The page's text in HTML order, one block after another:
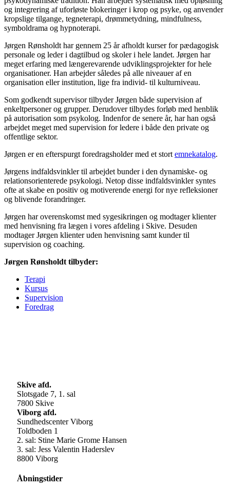
og integrering af uforløste blokeringer i krop og psyke, og anvender
kropslige tilgange, tegneterapi, drømmetydning, mindfulness,
symboldrama og hypnoterapi.
Jørgen Rønsholdt har gennem 25 år afholdt kurser for pædagogisk
personale og leder i dagtilbud og skoler i hele landet. Jørgen har
meget erfaring med længerevarende udviklingsprojekter for hele
organisationer. Han arbejder således på alle niveauer af en
organisation eller institution, lige fra individ- til kulturniveau.
Som godkendt supervisor tilbyder Jørgen både supervision af
enkeltpersoner og grupper. Derudover tilbydes forløb med henblik
på autorisation som psykolog. Indenfor de senere år, har han også
arbejdet meget med supervision for ledere i både den private og
offentlige sektor.
Jørgen er en efterspurgt foredragsholder med et stort emnekatalog.
Jørgens indfaldsvinkler til arbejdet bunder i den dynamiske- og
relationsorienterede psykologi. Netop disse indfaldsvinkler syntes
ofte at skabe en positiv og motiverende energi for nye refleksioner
og blivende forandringer.
Jørgen har overenskomst med sygesikringen og modtager klienter
med henvisning fra lægen i vores afdeling i Skive. Desuden
modtager Jørgen klienter uden henvisning samt kunder til
supervision og coaching.
Jørgen Rønsholdt tilbyder:
Terapi
Kursus
Supervision
Foredrag
Skive afd.
Slotsgade 7, 1. sal
7800 Skive
Viborg afd.
Sundhedscenter Viborg
Toldboden 1
2. sal: Stine Marie Grome Hansen
3. sal: Jess Valentin Haderslev
8800 Viborg
Åbningstider